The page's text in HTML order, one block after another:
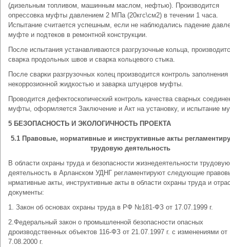
(дизельным топливом, машинным маслом, нефтью). Производится
опрессовка муфты давлением 2 МПа (20кгс\см2) в течении 1 часа.
Испытание считается успешным, если не наблюдались падение
муфте и подтеков в ремонтной конструкции.
После испытания устанавливаются разгрузочные кольца,
сварка продольных швов и сварка кольцевого стыка.
После сварки разгрузочных колец производится контроль
некоррозионной жидкостью и заварка штуцеров муфты.
Проводится дефектоскопический контроль качества сварных
муфты, оформляется Заключение и Акт на установку, и испытание
5 БЕЗОПАСНОСТЬ И ЭКОЛОГИЧНОСТЬ ПРОЕКТА
5.1 Правовые, нормативные и инструктивные акты
трудовую деятельность
В области охраны труда и безопасности жизнедеятельности трудовую
деятельность в Арланском УДНГ регламентируют следующие
нрмативные акты, инструктивные акты в области охраны труда и
документы:
1. Закон об основах охраны труда в РФ №181-ФЗ от 17.07.1999 г.
2.Федеральный закон о промышленной безопасности опасных
дроизводственных объектов 116-ФЗ от 21.07.1997 г. с изменениями от
7.08.2000 г.